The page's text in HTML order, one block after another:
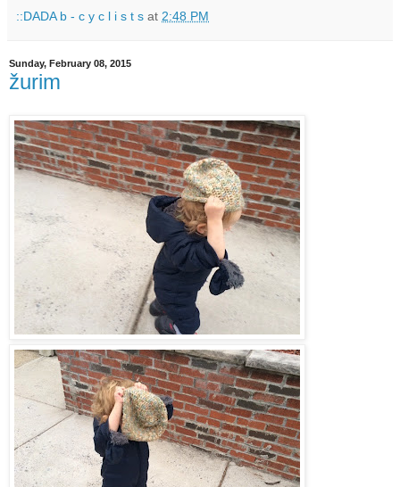
::DADA b - c y c l i s t s at 2:48 PM
Sunday, February 08, 2015
žurim